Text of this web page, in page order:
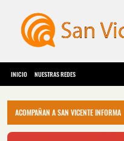
INICIO NUESTRAS REDES
ACOMPAÑAN A SAN VICENTE INFORMA